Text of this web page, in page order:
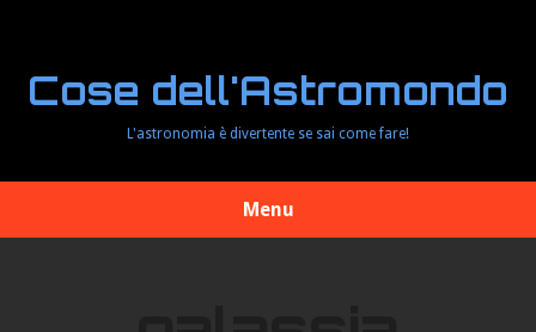
Cose dell'Astromondo
L'astronomia è divertente se sai come fare!
Menu